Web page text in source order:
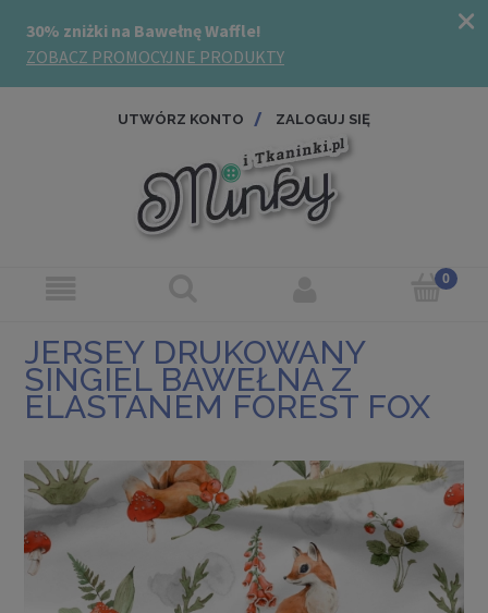
UTWÓRZ KONTO ZALOGUJ SIĘ
JERSEY DRUKOWANY
SINGIEL BAWEŁNA Z
ELASTANEM FOREST FOX